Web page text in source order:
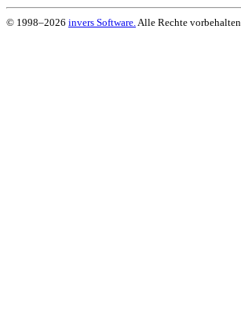
© 1998–2026 invers Software. Alle Rechte vorbehalten.